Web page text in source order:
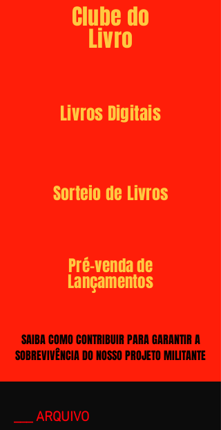
Clube do
Livro
Livros Digitais
Sorteio de Livros
Pré-venda de
Lançamentos
SAIBA COMO CONTRIBUIR PARA GARANTIR A
SOBREVIVÊNCIA DO NOSSO PROJETO MILITANTE
___ ARQUIVO